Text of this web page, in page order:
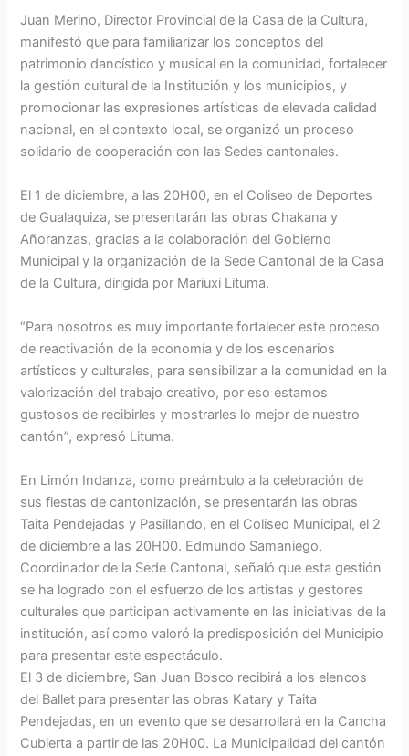
Juan Merino, Director Provincial de la Casa de la Cultura,
manifestó que para familiarizar los conceptos del
patrimonio dancístico y musical en la comunidad, fortalecer
la gestión cultural de la Institución y los municipios, y
promocionar las expresiones artísticas de elevada calidad
nacional, en el contexto local, se organizó un proceso
solidario de cooperación con las Sedes cantonales.
El 1 de diciembre, a las 20H00, en el Coliseo de Deportes
de Gualaquiza, se presentarán las obras Chakana y
Añoranzas, gracias a la colaboración del Gobierno
Municipal y la organización de la Sede Cantonal de la Casa
de la Cultura, dirigida por Mariuxi Lituma.
“Para nosotros es muy importante fortalecer este proceso
de reactivación de la economía y de los escenarios
artísticos y culturales, para sensibilizar a la comunidad en la
valorización del trabajo creativo, por eso estamos
gustosos de recibirles y mostrarles lo mejor de nuestro
cantón”, expresó Lituma.
En Limón Indanza, como preámbulo a la celebración de
sus fiestas de cantonización, se presentarán las obras
Taita Pendejadas y Pasillando, en el Coliseo Municipal, el 2
de diciembre a las 20H00. Edmundo Samaniego,
Coordinador de la Sede Cantonal, señaló que esta gestión
se ha logrado con el esfuerzo de los artistas y gestores
culturales que participan activamente en las iniciativas de la
institución, así como valoró la predisposición del Municipio
para presentar este espectáculo.
El 3 de diciembre, San Juan Bosco recibirá a los elencos
del Ballet para presentar las obras Katary y Taita
Pendejadas, en un evento que se desarrollará en la Cancha
Cubierta a partir de las 20H00. La Municipalidad del cantón